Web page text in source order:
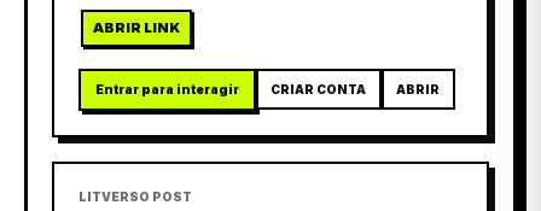
ABRIR LINK
Entrar para interagir CRIAR CONTA ABRIR
LITVERSO POST